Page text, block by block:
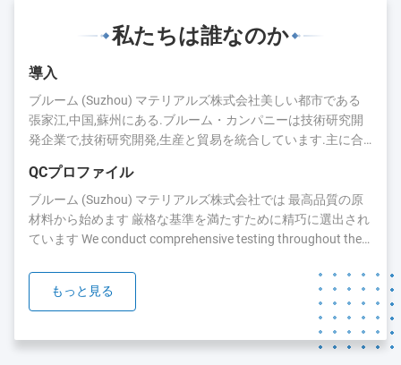
私たちは誰なのか
導入
ブルーム (Suzhou) マテリアルズ株式会社美しい都市である
張家江,中国,蘇州にある.ブルーム・カンパニーは技術研究開
発企業で,技術研究開発,生産と貿易を統合しています.主に合
ト・ウェルディング用品とツイン・エクストルーダー用部品
独立研究開発チームで テクノロジー革新に 焦点を当てていま
す国内外の多くのツインスクリューエクストルーダーユーザ
ーのための高温耐性コア部品と混合変更企業テクノロジー革
顧客に提供することにコミットしています.プラスチックなど
あらゆる分野で広く使用されています高品質の製品が顧客ニ
ーズと実際の労働条件に合わせて開発できます.高温でも,高
温でも,高温でも,高温でも,高温でも,高温でも,高温でも,高温で
QCプロファイル
ブルーム (Suzhou) マテリアルズ株式会社では 最高品質の原
材料から始めます 厳格な基準を満たすために精巧に選出され
ています We conduct comprehensive testing throughout the
tungsten molybdenum components consistently exceed
industry benchmarks for wear and corrosion resistanceこの品
質への献身は 耐久性と信頼性の高い部品を 顧客に提供し メ
ンテナンスのコストを最小限に抑え 機器の使用期間を延長し
もっと見る